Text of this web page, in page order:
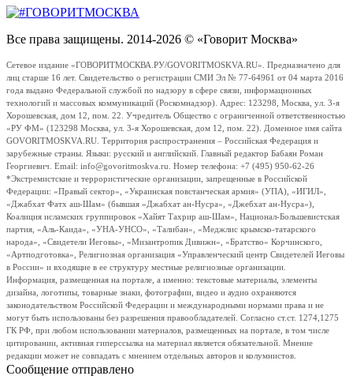
Все права защищены. 2014-2026 © «Говорит Москва»
Сетевое издание «ГОВОРИТМОСКВА.РУ/GOVORITMOSKVA.RU». Предназначено для
лиц старше 16 лет. Свидетельство о регистрации СМИ Эл № 77-64961 от 04 марта 2016
года выдано Федеральной службой по надзору в сфере связи, информационных
технологий и массовых коммуникаций (Роскомнадзор). Адрес: 123298, Москва, ул. 3-я
Хорошевская, дом 12, пом. 22. Учредитель Общество с ограниченной ответственностью
«РУ ФМ» (123298 Москва, ул. 3-я Хорошевская, дом 12, пом. 22). Доменное имя сайта
GOVORITMOSKVA.RU. Территория распространения – Российская Федерация и
зарубежные страны. Языки: русский и английский. Главный редактор Бабаян Роман
Георгиевич. Email: info@govoritmoskva.ru. Номер телефона: +7 (495) 950-62-26
*Экстремистские и террористические организации, запрещенные в Российской
Федерации: «Правый сектор», «Украинская повстанческая армия» (УПА), «ИГИЛ»,
«Джабхат Фатх аш-Шам» (бывшая «Джабхат ан-Нусра», «Джебхат ан-Нусра»),
Коалиция исламских группировок «Хайят Тахрир аш-Шам», Национал-Большевистская
партия, «Аль-Каида», «УНА-УНСО», «Талибан», «Меджлис крымско-татарского
народа», «Свидетели Иеговы», «Мизантропик Дивижн», «Братство» Корчинского,
«Артподготовка», Религиозная организация «Управленческий центр Свидетелей Иеговы
в России» и входящие в ее структуру местные религиозные организации.
Информация, размещенная на портале, а именно: текстовые материалы, элементы
дизайна, логотипы, товарные знаки, фотографии, видео и аудио охраняются
законодательством Российской Федерации и международными нормами права и не
могут быть использованы без разрешения правообладателей. Согласно ст.ст. 1274,1275
ГК РФ, при любом использовании материалов, размещенных на портале, в том числе
цитировании, активная гиперссылка на материал является обязательной. Мнение
редакции может не совпадать с мнением отдельных авторов и колумнистов.
Сообщение отправлено